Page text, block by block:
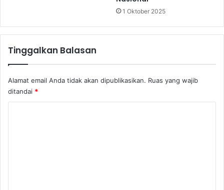
u
h
a
a
t
1 Oktober 2025
Tinggalkan Balasan
Alamat email Anda tidak akan dipublikasikan. Ruas yang wajib
ditandai *